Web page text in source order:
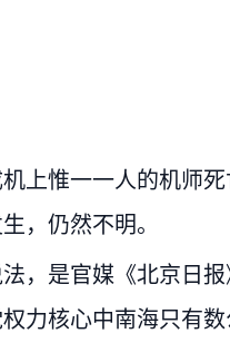
上惟一一人的机师
，仍然不明。
，是官媒《北京日
力核心中南海只有数